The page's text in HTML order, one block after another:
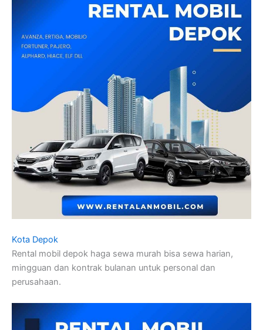
Kota Depok
Rental mobil depok haga sewa murah bisa sewa harian,
mingguan dan kontrak bulanan untuk personal dan
perusahaan.